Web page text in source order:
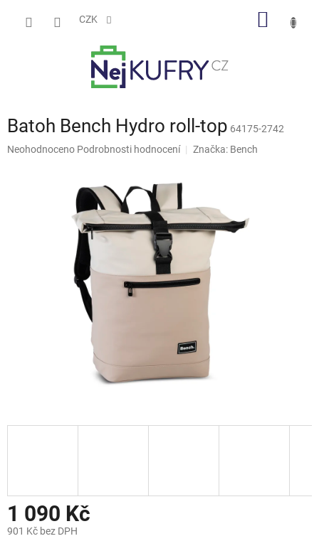
CZK
Batoh Bench Hydro roll-top 64175-2742
Průměrné
Neohodnoceno Podrobnosti hodnocení Značka: Bench
1 090 Kč
901 Kč bez DPH